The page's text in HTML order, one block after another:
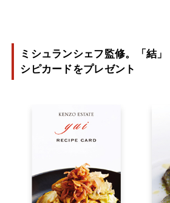
ミシュランシェフ監修。「結
シピカードをプレゼント